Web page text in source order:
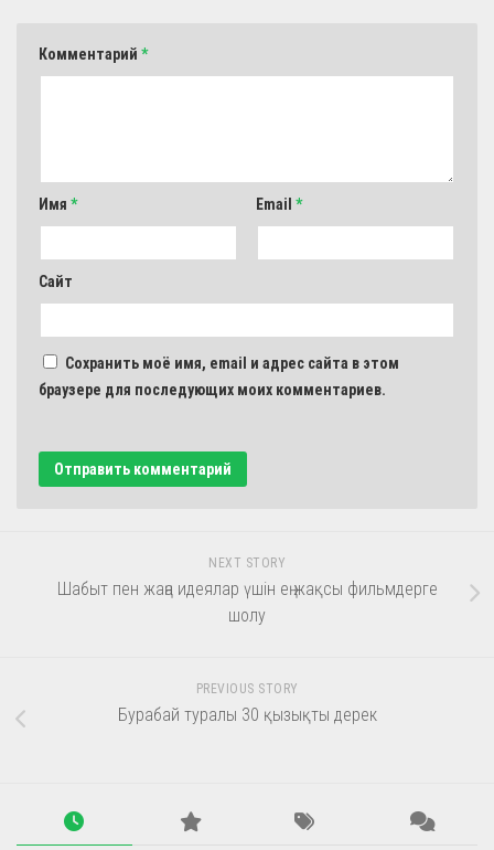
Комментарий *
Имя * Email *
Сайт
Сохранить моё имя, email и адрес сайта в этом
браузере для последующих моих комментариев.
NEXT STORY
Шабыт пен жаңа идеялар үшін ең жақсы фильмдерге
шолу
PREVIOUS STORY
Бурабай туралы 30 қызықты дерек